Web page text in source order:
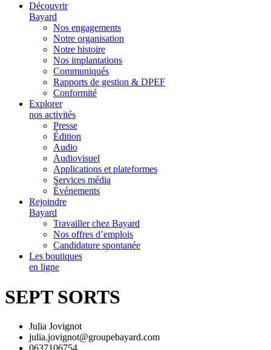
Découvrir
Bayard
Nos engagements
Notre organisation
Notre histoire
Nos implantations
Communiqués
Rapports de gestion & DPEF
Conformité
Explorer
nos activités
Presse
Édition
Audio
Audiovisuel
Applications et plateformes
Services média
Événements
Rejoindre
Bayard
Travailler chez Bayard
Nos offres d’emplois
Candidature spontanée
Les boutiques
en ligne
SEPT SORTS
Julia Jovignot
julia.jovignot@groupebayard.com